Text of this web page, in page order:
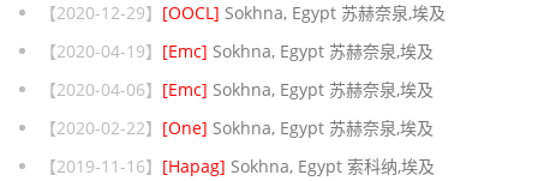
【2020-12-29】 [OOCL] Sokhna, Egypt 苏赫奈泉,埃及
【2020-04-19】 [Emc] Sokhna, Egypt 苏赫奈泉,埃及
【2020-04-06】 [Emc] Sokhna, Egypt 苏赫奈泉,埃及
【2020-02-22】 [One] Sokhna, Egypt 苏赫奈泉,埃及
【2019-11-16】 [Hapag] Sokhna, Egypt 索科纳,埃及